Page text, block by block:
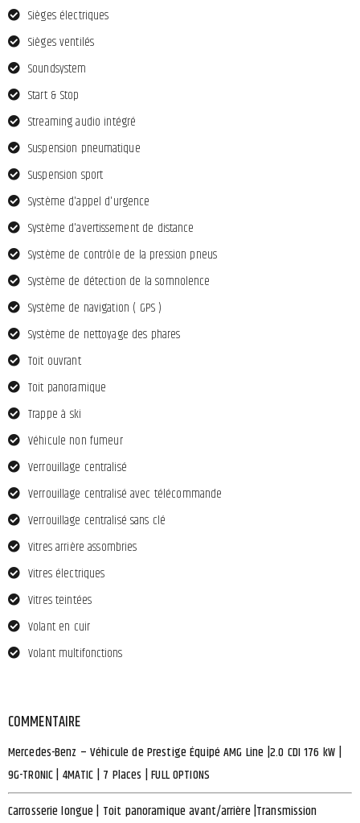
Sièges électriques
Sièges ventilés
Soundsystem
Start & Stop
Streaming audio intégré
Suspension pneumatique
Suspension sport
Système d'appel d'urgence
Système d'avertissement de distance
Système de contrôle de la pression pneus
Système de détection de la somnolence
Système de navigation ( GPS )
Système de nettoyage des phares
Toit ouvrant
Toit panoramique
Trappe à ski
Véhicule non fumeur
Verrouillage centralisé
Verrouillage centralisé avec télécommande
Verrouillage centralisé sans clé
Vitres arrière assombries
Vitres électriques
Vitres teintées
Volant en cuir
Volant multifonctions
COMMENTAIRE
Mercedes-Benz – Véhicule de Prestige Équipé AMG Line |2.0 CDI 176 kW |
9G-TRONIC | 4MATIC | 7 Places | FULL OPTIONS
Carrosserie longue | Toit panoramique avant/arrière |Transmission